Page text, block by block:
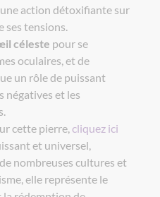
action détoxifiante sur
ses tensions.
céleste pour se
oculaires, et de
un rôle de puissant
négatives et les
cette pierre,cliquez ici
et universel,
nombreuses cultures et
elle représente le